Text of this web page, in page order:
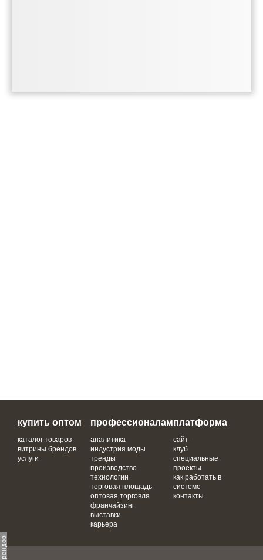
купить оптом
каталог товаров
витрины брендов
услуги
профессионалам
аналитика
индустрия моды
тренды
производство
технологии
торговая площадь
оптовая торговля
франчайзинг
выставки
карьера
платформа
сайт
клуб
специальные
проекты
как работать в
системе
контакты